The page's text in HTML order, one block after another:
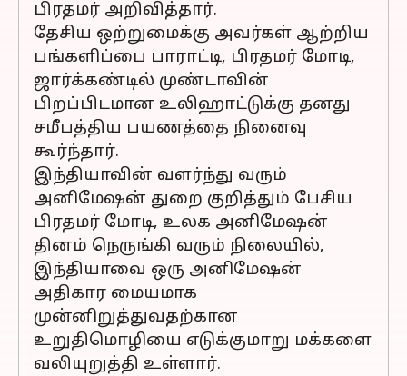
பிரதமர் அறிவித்தார்.
தேசிய ஒற்றுமைக்கு அவர்கள் ஆற்றிய
பங்களிப்பை பாராட்டி, பிரதமர் மோடி,
ஜார்க்கண்டில் முண்டாவின்
பிறப்பிடமான உலிஹாட்டுக்கு தனது
சமீபத்திய பயணத்தை நினைவு
கூர்ந்தார்.
இந்தியாவின் வளர்ந்து வரும்
அனிமேஷன் துறை குறித்தும் பேசிய
பிரதமர் மோடி, உலக அனிமேஷன்
தினம் நெருங்கி வரும் நிலையில்,
இந்தியாவை ஒரு அனிமேஷன்
அதிகார மையமாக
முன்னிறுத்துவதற்கான
உறுதிமொழியை எடுக்குமாறு மக்களை
வலியுறுத்தி உள்ளார்.